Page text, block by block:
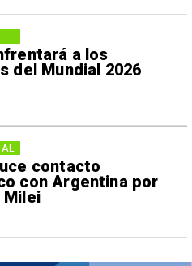
a los
del Mundial 2026
contacto
con Argentina por
Milei